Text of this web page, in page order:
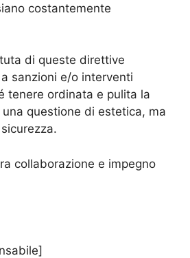
costantemente
di queste direttive
sanzioni e/o interventi
tenere ordinata e pulita la
questione di estetica, ma
collaborazione e impegno